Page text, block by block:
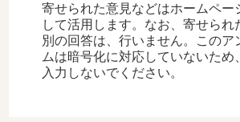
寄せられた意見などはホームペー
して活用します。なお、寄せられ
別の回答は、行いません。このア
ムは暗号化に対応していないため
入力しないでください。